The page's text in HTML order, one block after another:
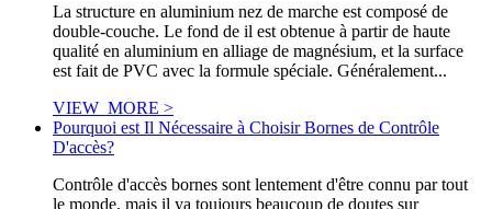
La structure en aluminium nez de marche est composé de
double-couche. Le fond de il est obtenue à partir de haute
qualité en aluminium en alliage de magnésium, et la surface
est fait de PVC avec la formule spéciale. Généralement...
VIEW_MORE >
Pourquoi est Il Nécessaire à Choisir Bornes de Contrôle
D'accès?
Contrôle d'accès bornes sont lentement d'être connu par tout
le monde, mais il ya toujours beaucoup de doutes sur